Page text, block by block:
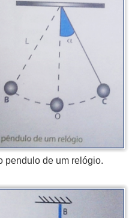
pendulo de um relógio.